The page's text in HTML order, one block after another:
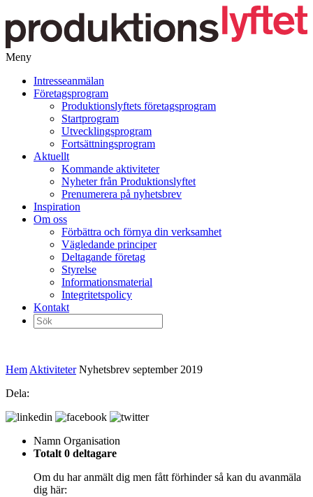
Meny
vidare
Intresseanmälan
Företagsprogram
Produktionslyftets företagsprogram
Startprogram
Utvecklingsprogram
Fortsättningsprogram
Aktuellt
Kommande aktiviteter
Nyheter från Produktionslyftet
Prenumerera på nyhetsbrev
Inspiration
Om oss
Förbättra och förnya din verksamhet
Vägledande principer
Deltagande företag
Styrelse
Informationsmaterial
Integritetspolicy
Kontakt
Sök
efter:
Hem Aktiviteter Nyhetsbrev september 2019
Dela:
Namn Organisation
Totalt 0 deltagare
Om du har anmält dig men fått förhinder så kan du avanmäla
dig här: